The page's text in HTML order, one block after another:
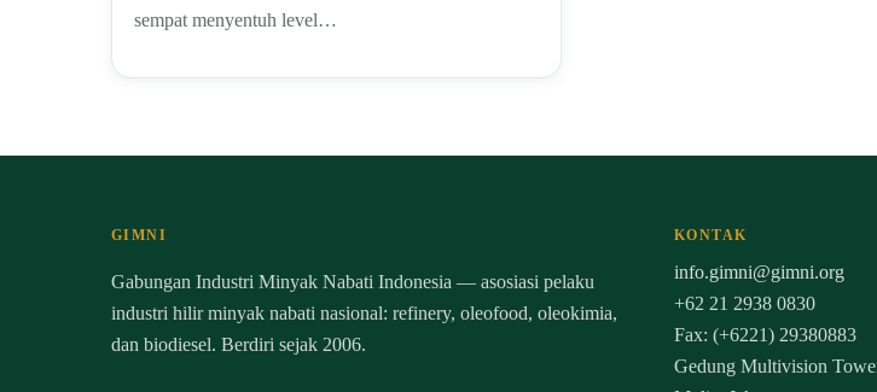
sempat menyentuh level…
GIMNI
Gabungan Industri Minyak Nabati Indonesia — asosiasi pelaku
industri hilir minyak nabati nasional: refinery, oleofood, oleokimia,
dan biodiesel. Berdiri sejak 2006.
KONTAK
info.gimni@gimni.org
+62 21 2938 0830
Fax: (+6221) 29380883
Gedung Multivision